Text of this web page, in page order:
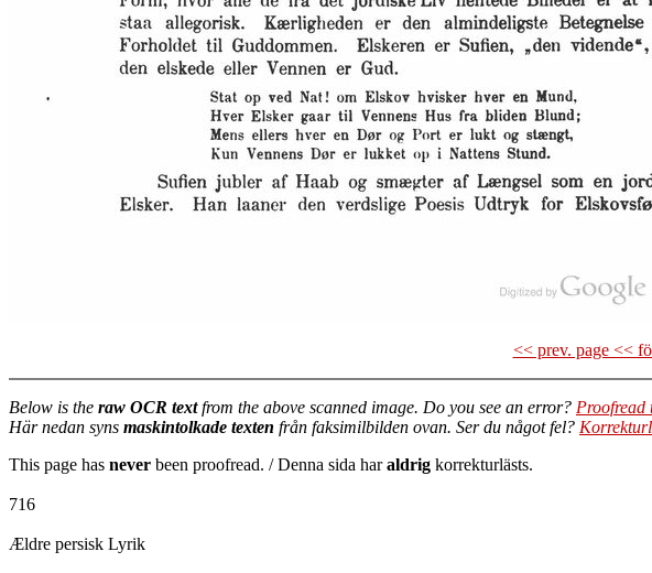
<< prev. page <<
Below is the raw OCR textfrom the above scanned image. Do you see an error? Proofread
Här nedan syns maskintolkade texten från faksimilbilden ovan. Ser du något fel?
This page has never been proofread. / Denna sida haraldrig korrekturlästs.
716
Ældre persisk Lyrik